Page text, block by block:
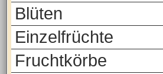
Blüten
Einzelfrüchte
Fruchtkörbe